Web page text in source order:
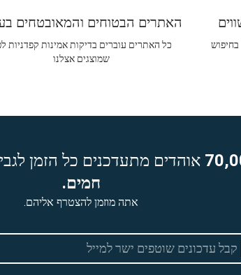
האתרים הבטוחים והמאובטחים
כל האתרים עוברים בדיקות אמינות קפדניות
שמוצגים אצלנו
אוהדים מתעדכנים כל הזמן
חמים.
אתה מוזמן להצטרף אליהם.